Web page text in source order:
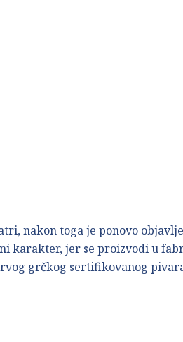
nakon toga je ponovo
karakter, jer se proizvodi u
grčkog sertifikovanog